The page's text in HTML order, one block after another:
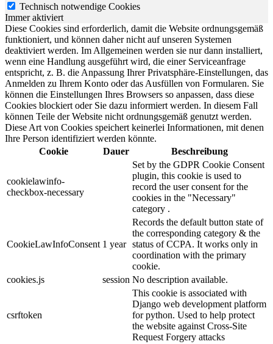
Technisch notwendige Cookies
Immer aktiviert
Diese Cookies sind erforderlich, damit die Website ordnungsgemäß
funktioniert, und können daher nicht auf unseren Systemen
deaktiviert werden. Im Allgemeinen werden sie nur dann installiert,
wenn eine Handlung ausgeführt wird, die einer Serviceanfrage
entspricht, z. B. die Anpassung Ihrer Privatsphäre-Einstellungen, das
Anmelden zu Ihrem Konto oder das Ausfüllen von Formularen. Sie
können die Einstellungen Ihres Browsers so anpassen, dass diese
Cookies blockiert oder Sie dazu informiert werden. In diesem Fall
können Teile der Website nicht ordnungsgemäß genutzt werden.
Diese Art von Cookies speichert keinerlei Informationen, mit denen
Ihre Person identifiziert werden könnte.
Cookie
Dauer Beschreibung
cookielawinfo-
checkbox-necessary
Set by the GDPR Cookie Consent
plugin, this cookie is used to
record the user consent for the
cookies in the "Necessary"
category .
CookieLawInfoConsent 1 year
Records the default button state of
the corresponding category & the
status of CCPA. It works only in
coordination with the primary
cookie.
cookies.js
session No description available.
csrftoken
This cookie is associated with
Django web development platform
for python. Used to help protect
the website against Cross-Site
Request Forgery attacks